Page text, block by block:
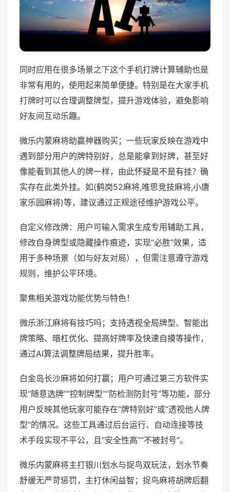
同时应用在很多场景之下这个手机打牌计算辅助也是
非常有用的，使用起来简单便捷。特别是在大家手机
打牌时可以合理调整牌型，提升游戏体验，避免影响
好友间互动乐趣。
微乐内蒙麻将助赢神器购买；一些玩家反映在游戏中
遇到部分用户的牌特别好，总是能拿到好牌，甚至好
像能看到其他人的牌一样，由此怀疑是不是有挂？确
实存在此类外挂。如(鹤岗52麻将,唯思竞技麻将,小唐
家乐园麻将)等，建议通过正规途径维护游戏公平。
自定义修改牌：用户可输入需求生成专用辅助工具，
修改自身牌型或隐藏操作痕迹，实现“必胜”效果，适
用于多种场景（如与好友对局），但需注意遵守游戏
规则，维护公平环境。
聚焦相关游戏功能优势与特色！
微乐浙江麻将有技巧吗；支持透视全局牌型、智能出
牌策略、暗杠优化、提高好牌率及快速自摸等操作，
通过AI算法调整牌局结果，提升胜率。
白金岛长沙麻将如何打赢；用户可通过第三方软件实
现“随意选牌”“控制牌型”“防检测防封号”等功能，部分
用户反映其他玩家可能存在“牌特别好”或“透视他人牌
型”的情况。这些工具通过后台运行、自动连接等技
术手段实现不平公，且“安全性高”“不被封号”。
微乐内蒙麻将主打银川划水与捉鸟双玩法，划水节奏
舒缓无严苛惩罚，主打休闲益智；捉鸟麻将胡牌后翻